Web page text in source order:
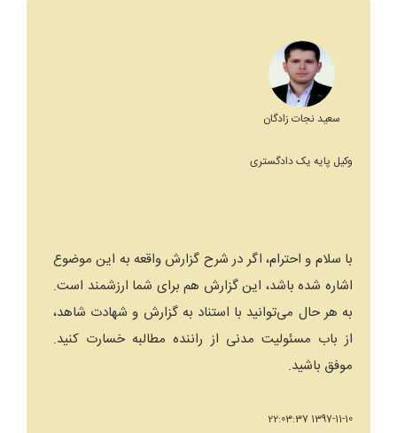
سعید نجات زادگان
وکیل پایه یک دادگستری
با سلام و احترام، اگر در شرح گزارش واقعه به این موضوع
اشاره شده باشد، این گزارش هم برای شما ارزشمند است.
به هر حال می‌توانید با استناد به گزارش و شهادت شاهد،
از باب مسئولیت مدنی از راننده مطالبه خسارت کنید.
موفق باشید.
1397-11-10 22:03:37